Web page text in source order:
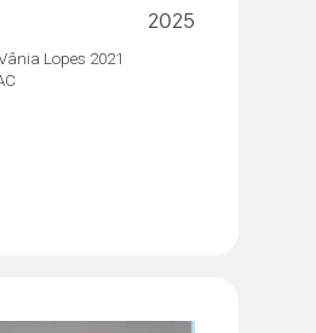
2025
Lopes 2021